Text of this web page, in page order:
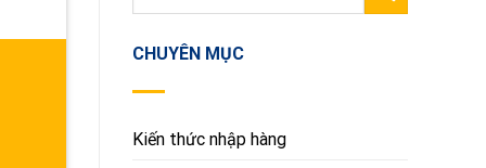
CHUYÊN MỤC
Kiến thức nhập hàng